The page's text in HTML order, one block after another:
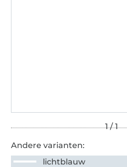
Andere varianten:
lichtblauw